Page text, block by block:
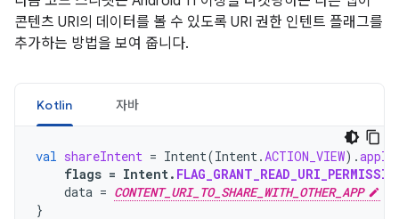
콘텐츠 URI의 데이터를 볼 수 있도록 URI 권한 인텐트 플래그를
추가하는 방법을 보여 줍니다.
Kotlin 자바
val shareIntent = Intent(Intent.ACTION_VIEW).apply
flags = Intent.
data = CONTENT_URI_TO_SHARE_WITH_OTHER_APP
}